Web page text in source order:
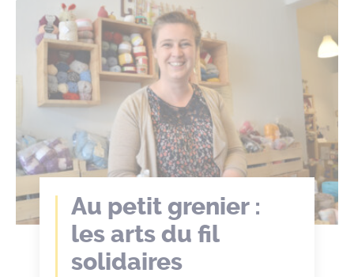
Au petit grenier :
les arts du fil
solidaires